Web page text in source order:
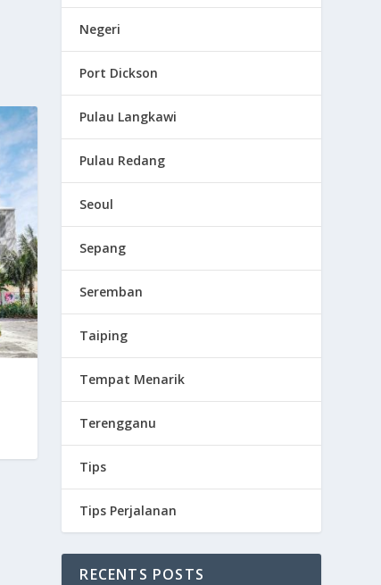
Negeri
Port Dickson
Pulau Langkawi
Pulau Redang
Seoul
Sepang
Seremban
Taiping
Tempat Menarik
Terengganu
Tips
Tips Perjalanan
RECENTS POSTS